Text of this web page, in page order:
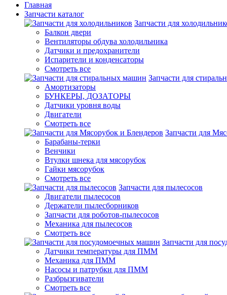
Главная
Запчасти каталог
Запчасти для
Балкон двери
Вентиляторы обдува холодильника
Датчики и предохранители
Испарители и конденсаторы
Смотреть все
Запчасти для
Амортизаторы
БУНКЕРЫ, ДОЗАТОРЫ
Датчики уровня воды
Двигатели
Смотреть все
Запчасти для
Барабаны-терки
Венчики
Втулки шнека для мясорубок
Гайки мясорубок
Смотреть все
Запчасти для пылесосов
Двигатели пылесосов
Держатели пылесборников
Запчасти для роботов-пылесосов
Механика для пылесосов
Смотреть все
Запчасти для
Датчики температуры для ПММ
Механика для ПММ
Насосы и патрубки для ПММ
Разбрызгиватели
Смотреть все